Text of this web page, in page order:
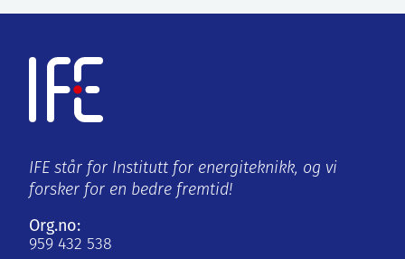
IFE står for Institutt for energiteknikk, og vi
forsker for en bedre fremtid!
Org.no:
959 432 538